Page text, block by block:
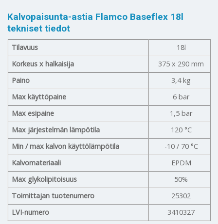
Kalvopaisunta-astia Flamco Baseflex 18l
tekniset tiedot
Tilavuus
18l
Korkeus x halkaisija
375 x 290 mm
Paino
3,4 kg
Max käyttöpaine
6 bar
Max esipaine
1,5 bar
Max järjestelmän lämpötila
120 °C
Min / max kalvon käyttölämpötila
-10 / 70 °C
Kalvomateriaali
EPDM
Max glykolipitoisuus
50%
Toimittajan tuotenumero
25302
LVI-numero
3410327